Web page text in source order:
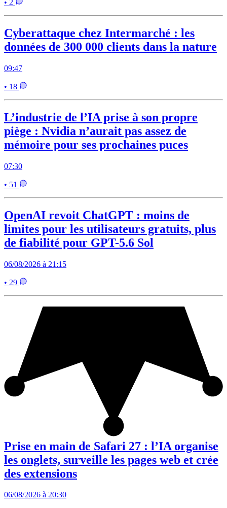
• 2
Cyberattaque chez Intermarché : les
données de 300 000 clients dans la nature
09:47
• 18
L’industrie de l’IA prise à son propre
piège : Nvidia n’aurait pas assez de
mémoire pour ses prochaines puces
07:30
• 51
OpenAI revoit ChatGPT : moins de
limites pour les utilisateurs gratuits, plus
de fiabilité pour GPT-5.6 Sol
06/08/2026 à 21:15
• 29
Prise en main de Safari 27 : l’IA organise
les onglets, surveille les pages web et crée
des extensions
06/08/2026 à 20:30